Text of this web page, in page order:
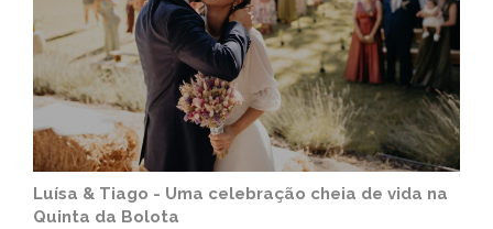
Luísa & Tiago - Uma celebração cheia de vida na
Quinta da Bolota